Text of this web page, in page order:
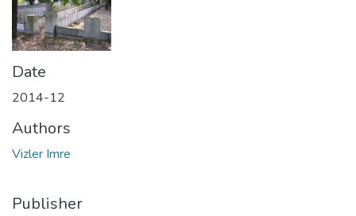
Date
2014-12
Authors
Vizler Imre
Publisher